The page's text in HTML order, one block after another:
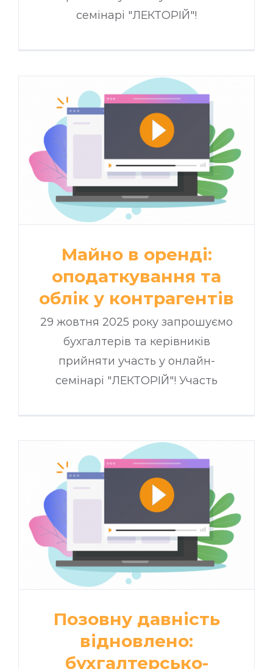
семінарі "ЛЕКТОРІЙ"!
Майно в оренді:
оподаткування та
облік у контрагентів
29 жовтня 2025 року запрошуємо
бухгалтерів та керівників
прийняти участь у онлайн-
семінарі "ЛЕКТОРІЙ"! Участь
Позовну давність
відновлено:
бухгалтерсько-